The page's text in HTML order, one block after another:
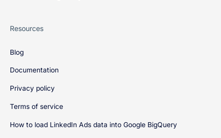
Resources
Blog
Documentation
Privacy policy
Terms of service
How to load LinkedIn Ads data into Google BigQuery